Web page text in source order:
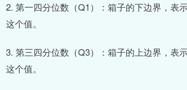
2. 第一四分位数（Q1）：箱子的下边界，表
这个值。
3. 第三四分位数（Q3）：箱子的上边界，表
这个值。